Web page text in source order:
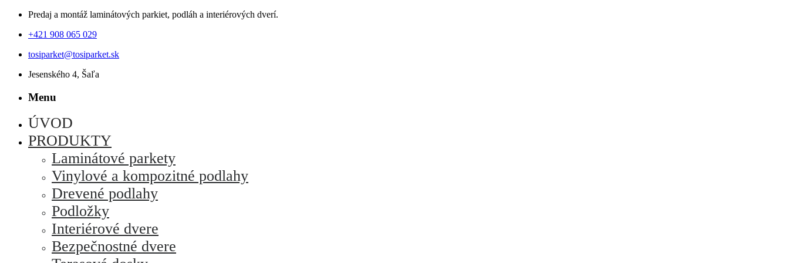
Predaj a montáž laminátových parkiet, podláh a interiérových dverí.
+421 908 065 029
tosiparket@tosiparket.sk
Jesenského 4, Šaľa
Menu
ÚVOD
PRODUKTY
Laminátové parkety
Vinylové a kompozitné podlahy
Drevené podlahy
Podložky
Interiérové dvere
Bezpečnostné dvere